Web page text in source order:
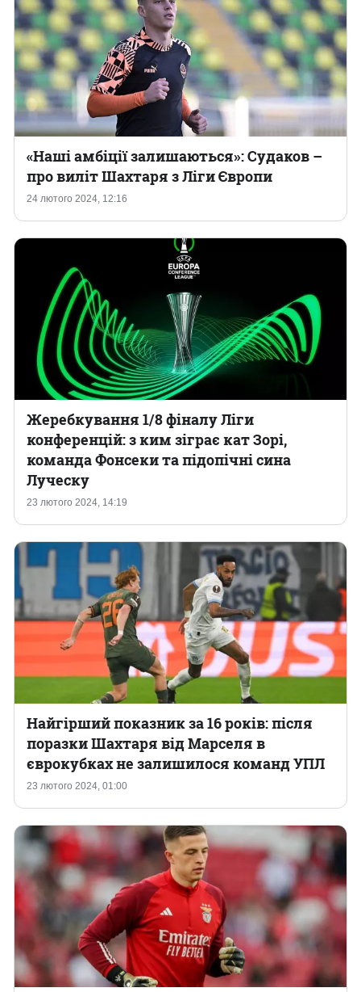
24 лютого 2024, 12:16
«Наші амбіції залишаються»: Судаков –
про виліт Шахтаря з Ліги Європи
23 лютого 2024, 14:19
Жеребкування 1/8 фіналу Ліги
конференцій: з ким зіграє кат Зорі,
команда Фонсеки та підопічні сина
Луческу
23 лютого 2024, 01:00
Найгірший показник за 16 років: після
поразки Шахтаря від Марселя в
єврокубках не залишилося команд УПЛ